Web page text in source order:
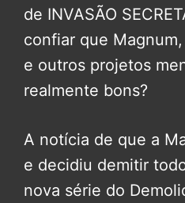
de INVASÃO
confiar que
e outros projetos
realmente bons?
A notícia de que a
e decidiu demitir
nova série do